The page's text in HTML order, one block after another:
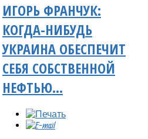
ИГОРЬ ФРАНЧУК:
КОГДА-НИБУДЬ
УКРАИНА ОБЕСПЕЧИТ
СЕБЯ СОБСТВЕННОЙ
НЕФТЬЮ...